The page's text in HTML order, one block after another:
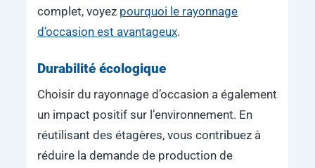
complet, voyez pourquoi le rayonnage
d’occasion est avantageux.
Durabilité écologique
Choisir du rayonnage d’occasion a également
un impact positif sur l’environnement. En
réutilisant des étagères, vous contribuez à
réduire la demande de production de